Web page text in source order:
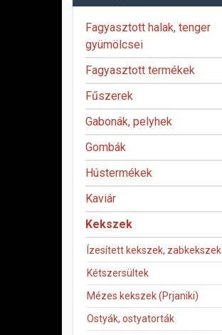
Fagyasztott halak, tenger
gyümölcsei
Fagyasztott termékek
Fűszerek
Gabonák, pelyhek
Gombák
Hústermékek
Kaviár
Kekszek
Ízesített kekszek, zabkekszek
Kétszersültek
Mézes kekszek (Prjaniki)
Ostyák, ostyatorták